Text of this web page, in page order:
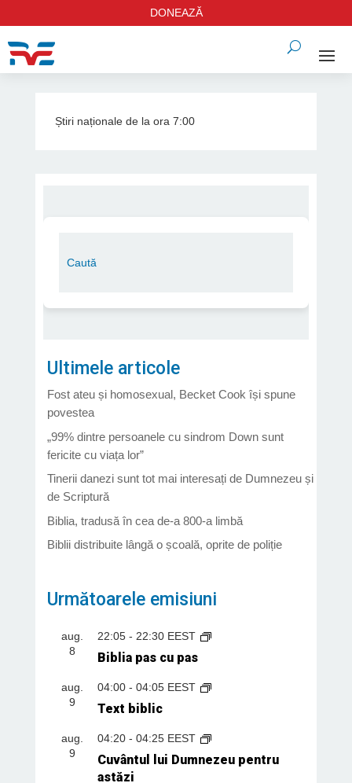
DONEAZĂ
Știri naționale de la ora 7:00
Ultimele articole
Fost ateu și homosexual, Becket Cook își spune
povestea
„99% dintre persoanele cu sindrom Down sunt
fericite cu viața lor”
Tinerii danezi sunt tot mai interesați de Dumnezeu și
de Scriptură
Biblia, tradusă în cea de-a 800-a limbă
Biblii distribuite lângă o școală, oprite de poliție
Următoarele emisiuni
aug.
8
22:05- 22:30 EEST
Biblia pas cu pas
aug.
9
04:00- 04:05 EEST
Text biblic
aug.
9
04:20- 04:25 EEST
Cuvântul lui Dumnezeu pentru
astăzi